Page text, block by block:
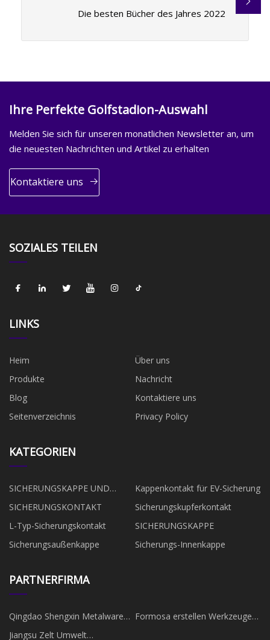
Die besten Bücher des Jahres 2022
Ihre Perfekte Golfstadion-Auswahl
Melden Sie sich für unseren monatlichen Newsletter an, um
die neuesten Nachrichten und Artikel zu erhalten
Kontaktiere uns
SOZIALES TEILEN
LINKS
Heim
Über uns
Produkte
Nachricht
Blog
Kontaktiere uns
Seitenverzeichnis
Privacy Policy
KATEGORIEN
SICHERUNGSKAPPE UND
KONTAKT
Kappenkontakt für EV-Sicherung
SICHERUNGSKONTAKT
Sicherungskupferkontakt
L-Typ-Sicherungskontakt
SICHERUNGSKAPPE
Sicherungsaußenkappe
Sicherungs-Innenkappe
PARTNERFIRMA
Qingdao Shengxin Metalware
Co., Ltd.
Formosa erstellen Werkzeuge
Jiangsu Zelt Umwelt